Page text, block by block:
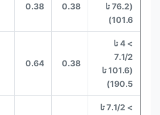
(76.2 تا
101.6)
0.38
0.38
> 4 تا
7.1/2
(101.6 تا
190.5)
0.38
0.64
> 7.1/2 تا